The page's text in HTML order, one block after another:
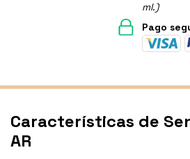
ml.)
Pago
Características de
AR